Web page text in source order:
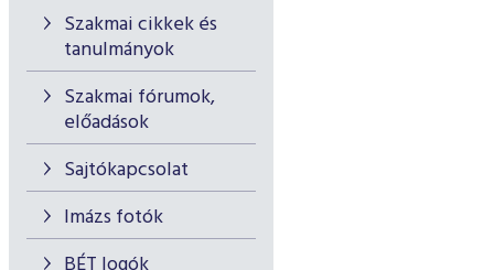
Szakmai cikkek és
tanulmányok
Szakmai fórumok,
előadások
Sajtókapcsolat
Imázs fotók